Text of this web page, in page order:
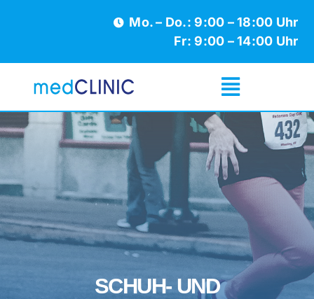
springen
Mo. – Do.: 9:00 – 18:00 Uhr
Fr: 9:00 – 14:00 Uhr­
SCHUH- UND